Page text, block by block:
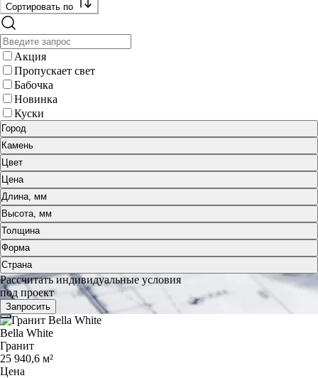
Сортировать по
Акция
Пропускает свет
Бабочка
Новинка
Куски
Город
Камень
Цвет
Цена
Длина, мм
Высота, мм
Толщина
Форма
Страна
Рассчитать индивидуальные условия
под проект
Запросить
Bella White
Гранит
25 940,6 м²
Цена